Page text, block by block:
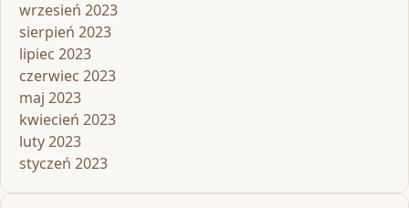
wrzesień 2023
sierpień 2023
lipiec 2023
czerwiec 2023
maj 2023
kwiecień 2023
luty 2023
styczeń 2023